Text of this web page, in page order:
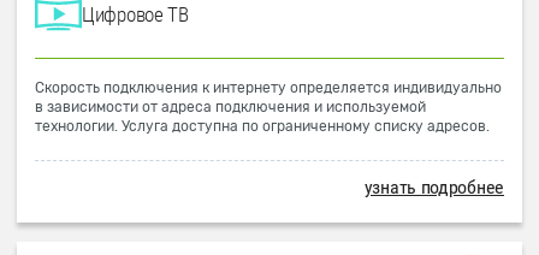
Цифровое ТВ
Скорость подключения к интернету определяется индивидуально
в зависимости от адреса подключения и используемой
технологии. Услуга доступна по ограниченному списку адресов.
узнать подробнее